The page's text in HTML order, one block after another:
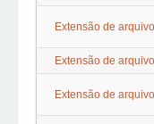
Extensão de arquivo
Extensão de arquivo
Extensão de arquivo